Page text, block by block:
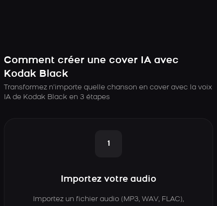
Comment créer une cover IA avec
Kodak Black
Transformez n’importe quelle chanson en cover avec la voix
IA de Kodak Black en 3 étapes
1
Importez votre audio
Importez un fichier audio (MP3, WAV, FLAC),